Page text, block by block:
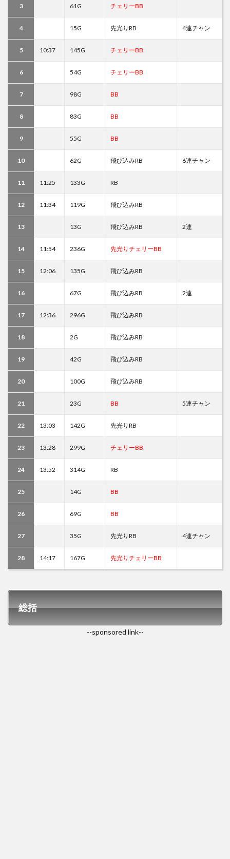
3 61G チェリーBB
4 15G 先光りRB 4連チャン
5 10:37 145G チェリーBB
6 54G チェリーBB
7 98G BB
8 83G BB
9 55G BB
10 62G 飛び込みRB 6連チャン
11 11:25 133G RB
12 11:34 119G 飛び込みRB
13 13G 飛び込みRB 2連
14 11:54 236G 先光りチェリーBB
15 12:06 135G 飛び込みRB
16 67G 飛び込みRB 2連
17 12:36 296G 飛び込みRB
18 2G 飛び込みRB
19 42G 飛び込みRB
20 100G 飛び込みRB
21 23G BB 5連チャン
22 13:03 142G 先光りRB
23 13:28 299G チェリーBB
24 13:52 314G RB
25 14G BB
26 69G BB
27 35G 先光りRB 4連チャン
28 14:17 167G 先光りチェリーBB
総括
--sponsored link--